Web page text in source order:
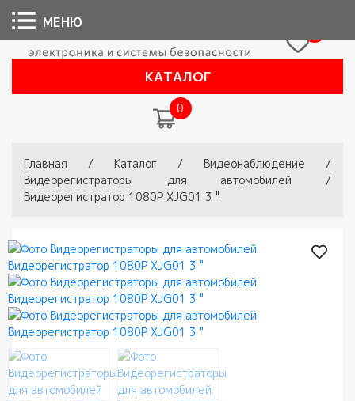
КАТАЛОГ
0
Вы здесь
Главная / Каталог / Видеонаблюдение
/
Видеорегистраторы для автомобилей
/
Видеорегистратор 1080P XJG01 3 "
МЕНЮ